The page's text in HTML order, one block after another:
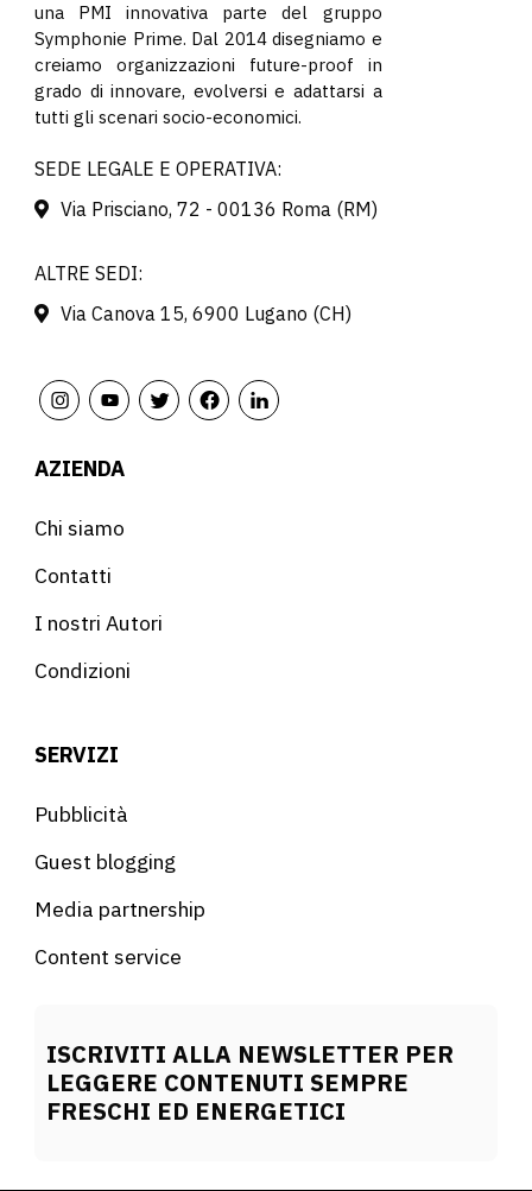
una PMI innovativa parte del gruppo
Symphonie Prime. Dal 2014 disegniamo e
creiamo organizzazioni future-proof in
grado di innovare, evolversi e adattarsi a
tutti gli scenari socio-economici.
SEDE LEGALE E OPERATIVA:
Via Prisciano, 72 - 00136 Roma (RM)
ALTRE SEDI:
Via Canova 15, 6900 Lugano (CH)
AZIENDA
Chi siamo
Contatti
I nostri Autori
Condizioni
SERVIZI
Pubblicità
Guest blogging
Media partnership
Content service
ISCRIVITI ALLA NEWSLETTER PER
LEGGERE CONTENUTI SEMPRE
FRESCHI ED ENERGETICI